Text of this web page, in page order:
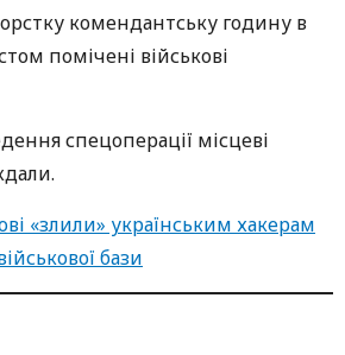
комендантську годину в
помічені військові
спецоперації місцеві
«злили» українським хакерам
бази